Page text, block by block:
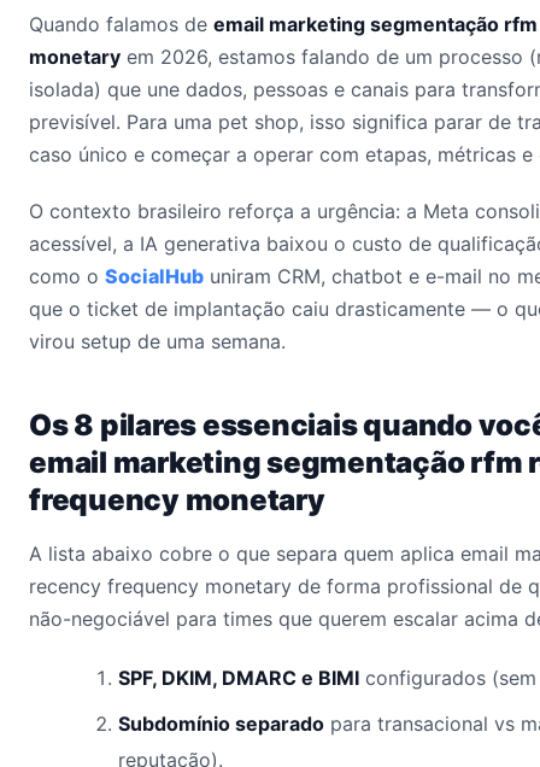
Quando falamos de email marketing segmentação
monetary em 2026, estamos falando de um processo
isolada) que une dados, pessoas e canais para
previsível. Para uma pet shop, isso significa parar de
caso único e começar a operar com etapas, métricas e
O contexto brasileiro reforça a urgência: a Meta
acessível, a IA generativa baixou o custo de
como o SocialHub uniram CRM, chatbot e e-mail no
que o ticket de implantação caiu drasticamente — o
virou setup de uma semana.
Os 8 pilares essenciais quando
email marketing segmentação rfm
frequency monetary
A lista abaixo cobre o que separa quem aplica email
recency frequency monetary de forma profissional de
não-negociável para times que querem escalar acima
SPF, DKIM, DMARC e BIMI configurados
Subdomínio separado para transacional vs
reputação).